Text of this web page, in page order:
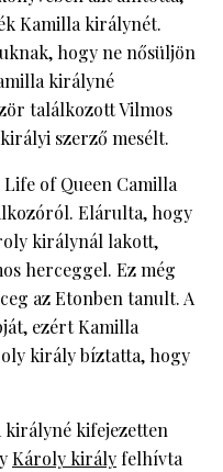
Kamilla királynét.
hogy ne nősüljön
királyné
találkozott Vilmos
szerző mesélt.
of Queen Camilla
Elárulta, hogy
királynál lakott,
herceggel. Ez még
az Etonben tanult. A
ezért Kamilla
király bíztatta, hogy
kifejezetten
Károly király felhívta